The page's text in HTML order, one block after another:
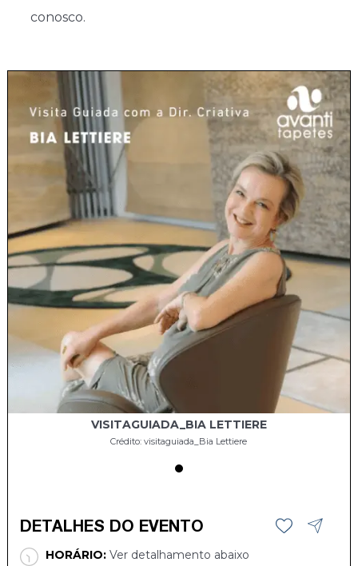
conosco.
VISITAGUIADA_BIA LETTIERE
Crédito: visitaguiada_Bia Lettiere
DETALHES DO EVENTO
HORÁRIO:Ver detalhamento abaixo